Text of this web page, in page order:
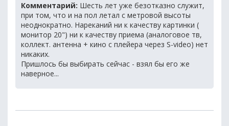
Комментарий: Шесть лет уже безотказно служит,
при том, что и на пол летал с метровой высоты
неоднократно. Нареканий ни к качеству картинки (
монитор 20") ни к качеству приема (аналоговое тв,
коллект. антенна + кино с плейера через S-video) нет
никаких.
Пришлось бы выбирать сейчас - взял бы его же
наверное...